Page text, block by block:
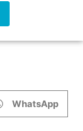
WhatsApp